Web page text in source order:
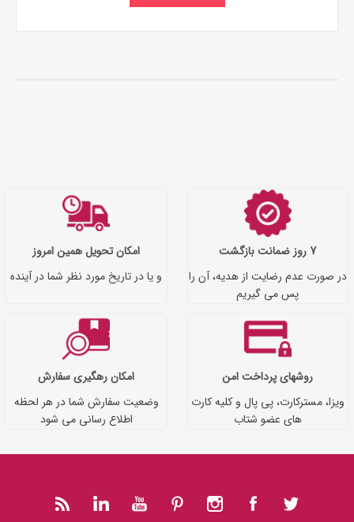
7 روز ضمانت بازگشت
در صورت عدم رضایت از هدیه، آن را
پس می گیریم
امکان تحویل همین امروز
و یا در تاریخ مورد نظر شما در آینده
روشهای پرداخت امن
ویزا، مسترکارت، پی پال و کلیه کارت
های عضو شتاب
امکان رهگیری سفارش
وضعیت سفارش شما در هر لحظه
اطلاع رسانی می شود